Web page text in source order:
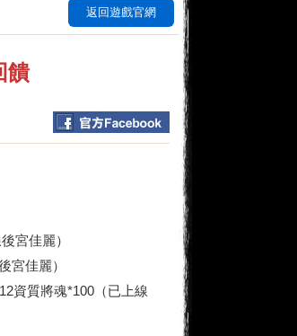
返回遊戲官網
饋
宮佳麗）
宮佳麗）
資質將魂*100（已上線